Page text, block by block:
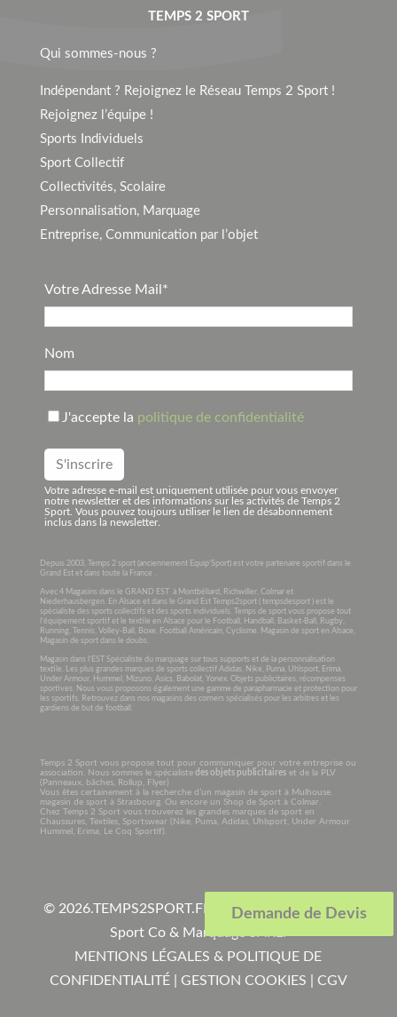
TEMPS 2 SPORT
Qui sommes-nous ?
Indépendant ? Rejoignez le Réseau Temps 2 Sport !
Rejoignez l’équipe !
Sports Individuels
Sport Collectif
Collectivités, Scolaire
Personnalisation, Marquage
Entreprise, Communication par l’objet
Votre Adresse Mail*
Nom
J'accepte la politique de confidentialité
Votre adresse e-mail est uniquement utilisée pour vous envoyer
notre newsletter et des informations sur les activités de Temps 2
Sport. Vous pouvez toujours utiliser le lien de désabonnement
inclus dans la newsletter.
Depuis 2003, Temps 2 sport (anciennement Equip’Sport) est votre partenaire sportif dans le
Grand Est et dans toute la France .
Avec 4 Magasins dans le GRAND EST à Montbéliard, Richwiller, Colmar et
Niederhausbergen. En Alsace et dans le Grand Est Temps2sport ( tempsdesport ) est le
spécialiste des sports collectifs et des sports individuels. Temps de sport vous propose tout
l’équipement sportif et le textile en Alsace pour le Football, Handball, Basket-Ball, Rugby,
Running, Tennis, Volley-Ball, Boxe, Football Américain, Cyclisme. Magasin de sport en Alsace,
Magasin de sport dans le doubs.
Magasin dans l’EST Spécialiste du marquage sur tous supports et de la personnalisation
textile. Les plus grandes marques de sports collectif Adidas, Nike, Puma, Uhlsport, Erima,
Under Armour, Hummel, Mizuno, Asics, Babolat, Yonex. Objets publicitaires, récompenses
sportives. Nous vous proposons également une gamme de parapharmacie et protection pour
les sportifs. Retrouvez dans nos magasins des corners spécialisés pour les arbitres et les
gardiens de but de football.
Temps 2 Sport vous propose tout pour communiquer pour votre entreprise ou
association. Nous sommes le spécialistedes objets publicitaireset de la PLV
(Panneaux, bâches, Rollup, Flyer)
Vous êtes certainement à la recherche d’un magasin de sport à Mulhouse.
magasin de sport à Strasbourg. Ou encore un Shop de Sport à Colmar.
Chez Temps 2 Sport vous trouverez les grandes marques de sport en
Chaussures, Textiles, Sportswear (Nike, Puma, Adidas, Uhlsport, Under Armour
Hummel, Erima, Le Coq Sportif).
Demande de Devis
© 2026.TEMPS2SPORT.FR. Tous droits réservés à
Sport Co & Marquage SARL
MENTIONS LÉGALES & POLITIQUE DE
CONFIDENTIALITÉ| GESTION COOKIES CGV